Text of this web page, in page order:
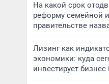
На какой срок
реформу семейной
правительстве
Лизинг как
экономики: куда
инвестирует бизнес